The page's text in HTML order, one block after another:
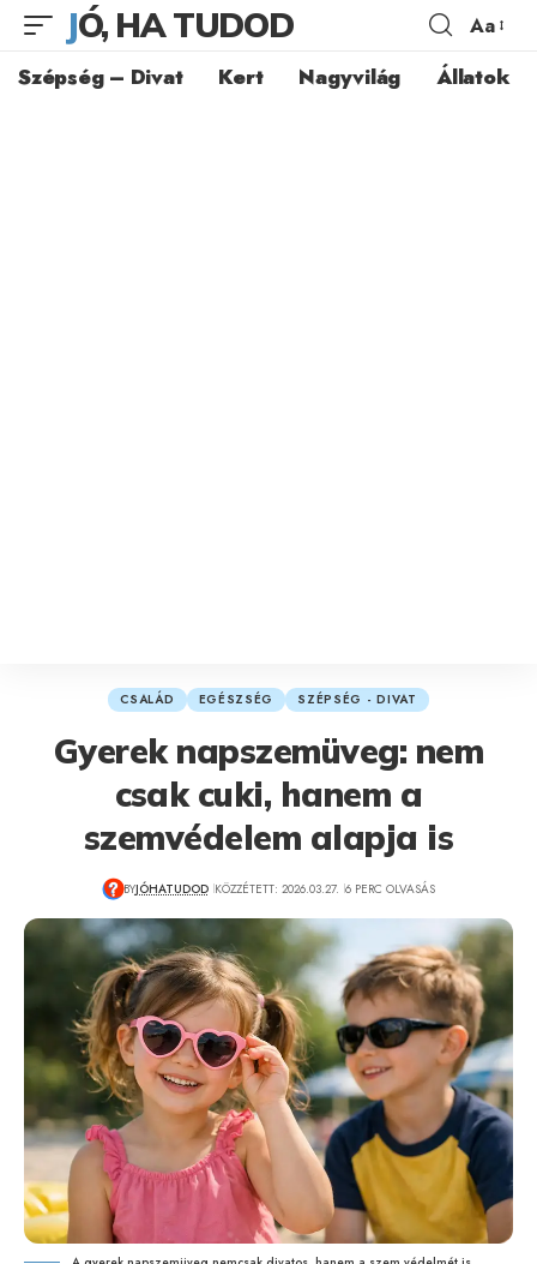
JÓ, HA TUDOD Aa
Szépség – Divat Kert Nagyvilág Állatok
CSALÁD EGÉSZSÉG SZÉPSÉG - DIVAT
Gyerek napszemüveg: nem
csak cuki, hanem a
szemvédelem alapja is
BYJÓHATUDOD KÖZZÉTETT: 2026.03.27. 6 PERC OLVASÁS